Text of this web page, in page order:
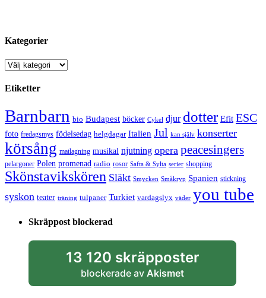
Kategorier
Kategorier
Etiketter
Barnbarn bio Budapest böcker Cykel djur dotter Efit ESC
foto fredagsmys födelsedag helgdagar Italien Jul kan själv konserter
körsång matlagning musikal njutning opera peacesingers
pelargoner Polen promenad radio rosor Safta & Sylta serier shopping
Skönstavikskören Släkt Smycken Småkryp Spanien stickning
syskon teater träning tulpaner Turkiet vardagslyx väder you tube
Skräppost blockerad
13 120 skräpposter
blockerade av Akismet